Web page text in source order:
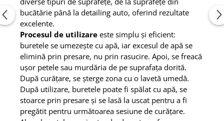
bucătărie până la detailing auto, oferind rezultate
excelente.
Procesul de utilizare este simplu și eficient:
buretele se umezește cu apă, iar excesul de apă se
elimină prin presare, nu prin rasucire. Apoi, se freacă
ușor petele sau murdăria de pe suprafața dorită.
După curățare, se șterge zona cu o lavetă umedă.
După utilizare, buretele poate fi spălat cu apă, se
stoarce prin presare și se lasă la uscat pentru a fi
pregătit pentru următoarea sesiune de curățare.